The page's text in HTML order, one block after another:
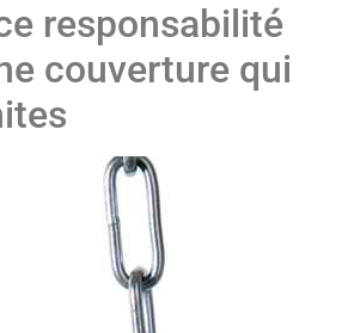
responsabilité
couverture qui